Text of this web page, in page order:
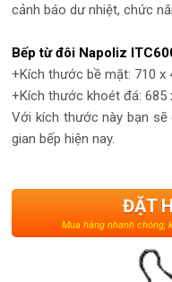
cảnh báo dư nhiệt, chức
Bếp từ đôi Napoliz
+Kích thước bề mặt: 710 x
+Kích thước khoét đá: 685
Với kích thước này bạn sẽ
gian bếp hiện nay.
ĐẶT
Mua hàng nhanh chóng,